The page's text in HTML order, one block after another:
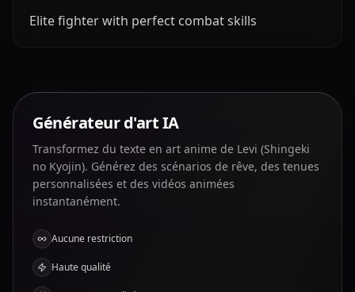
Elite fighter with perfect combat skills
Générateur d'art IA
Transformez du texte en art anime de Levi (Shingeki
no Kyojin). Générez des scénarios de rêve, des tenues
personnalisées et des vidéos animées
instantanément.
Aucune restriction
Haute qualité